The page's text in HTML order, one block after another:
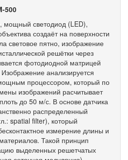
500
мощный светодиод (LED),
создаёт на поверхности
световое пятно, изображение
решётки через
фотодиодной матрицей
анализируется
процессором, который по
изображений расчитывает
до 50 м/с. В основе датчика
распределенный
spatial filter), который
измерение длины и
Такой принцип
выделенных решетчатых